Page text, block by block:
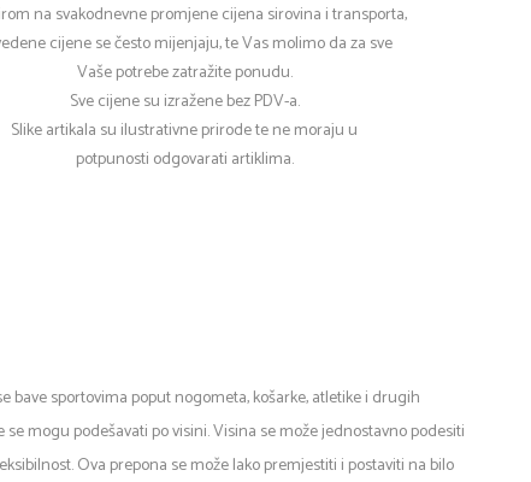
na svakodnevne promjene cijena sirovina i transporta,
cijene se često mijenjaju, te Vas molimo da za sve
Vaše potrebe zatražite ponudu.
Sve cijene su izražene bez PDV-a.
Slike artikala su ilustrativne prirode te ne moraju u
potpunosti odgovarati artiklima.
bave sportovima poput nogometa, košarke, atletike i drugih
mogu podešavati po visini. Visina se može jednostavno podesiti
Ova prepona se može lako premjestiti i postaviti na bilo